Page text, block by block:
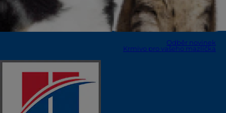
Odběr novinek
Krmivo pro vašeho mazlíčka
Zvolte jazyk
Zdroje
Kontaktujte nás